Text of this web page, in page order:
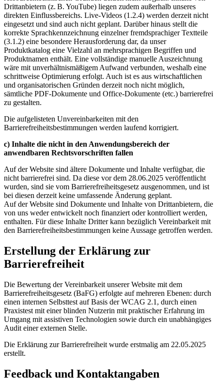
Drittanbietern (z. B. YouTube) liegen zudem außerhalb unseres
direkten Einflussbereichs. Live-Videos (1.2.4) werden derzeit nicht
eingesetzt und sind auch nicht geplant. Darüber hinaus stellt die
korrekte Sprachkennzeichnung einzelner fremdsprachiger Textteile
(3.1.2) eine besondere Herausforderung dar, da unser
Produktkatalog eine Vielzahl an mehrsprachigen Begriffen und
Produktnamen enthält. Eine vollständige manuelle Auszeichnung
wäre mit unverhältnismäßigem Aufwand verbunden, weshalb eine
schrittweise Optimierung erfolgt. Auch ist es aus wirtschaftlichen
und organisatorischen Gründen derzeit noch nicht möglich,
sämtliche PDF-Dokumente und Office-Dokumente (etc.) barrierefrei
zu gestalten.
Die aufgelisteten Unvereinbarkeiten mit den
Barrierefreiheitsbestimmungen werden laufend korrigiert.
c) Inhalte die nicht in den Anwendungsbereich der
anwendbaren Rechtsvorschriften fallen
Auf der Website sind ältere Dokumente und Inhalte verfügbar, die
nicht barrierefrei sind. Da diese vor dem 28.06.2025 veröffentlicht
wurden, sind sie vom Barrierefreiheitsgesetz ausgenommen, und ist
bei diesen derzeit keine umfassende Änderung geplant.
Auf der Website sind Dokumente und Inhalte von Drittanbietern, die
von uns weder entwickelt noch finanziert oder kontrolliert werden,
enthalten. Für diese Inhalte Dritter kann bezüglich Vereinbarkeit mit
den Barrierefreiheitsbestimmungen keine Aussage getroffen werden.
Erstellung der Erklärung zur
Barrierefreiheit
Die Bewertung der Vereinbarkeit unserer Website mit dem
Barrierefreiheitsgesetz (BaFG) erfolgte auf mehreren Ebenen: durch
einen internen Selbsttest auf Basis der WCAG 2.1, durch einen
Praxistest mit einer blinden Nutzerin mit praktischer Erfahrung im
Umgang mit assistiven Technologien sowie durch ein unabhängiges
Audit einer externen Stelle.
Die Erklärung zur Barrierefreiheit wurde erstmalig am 22.05.2025
erstellt.
Feedback und Kontaktangaben